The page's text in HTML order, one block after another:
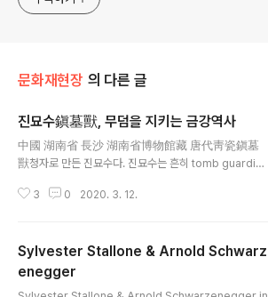
generalized viewpoint
문화재현장 의 다른 글
진묘수鎭墓獸, 무덤을 지키는 금강역사
中國 湖南省 長沙 湖南省博物館藏 唐代靑瓷鎭墓
獸청자로 만든 진묘수다. 진묘수는 흔히 tomb guardian
처를 마련한 죽은이의 혼령을 외부의 침입에서 지키는 역
사천왕이나 금강역사와 같다. 그래서 실제 唐代에 접어들
면서는 금강역사가 진묘수로 묻히는 일이 빈발한다. 2007
3 0 2020. 3. 12.
Sylvester Stallone & Arnold Schwarz
enegger